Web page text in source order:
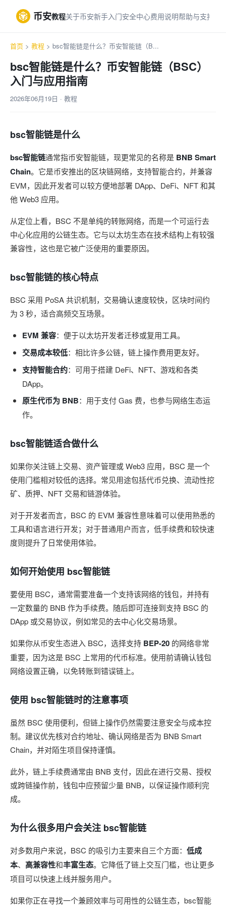
币安教程关于币安新手入门安全中心费用说明帮助与支持
首页 > 教程 > bsc智能链是什么？币安智能链（B...
bsc智能链是什么？币安智能链（BSC）
入门与应用指南
2026年06月19日 · 教程
bsc智能链是什么
bsc智能链通常指币安智能链，现更常见的名称是 BNB Smart
Chain。它是币安推出的区块链网络，支持智能合约，并兼容
EVM，因此开发者可以较方便地部署 DApp、DeFi、NFT 和其
他 Web3 应用。
从定位上看，BSC 不是单纯的转账网络，而是一个可运行去
中心化应用的公链生态。它与以太坊生态在技术结构上有较强
兼容性，这也是它被广泛使用的重要原因。
bsc智能链的核心特点
BSC 采用 PoSA 共识机制，交易确认速度较快，区块时间约
为 3 秒，适合高频交互场景。
EVM 兼容：便于以太坊开发者迁移或复用工具。
交易成本较低：相比许多公链，链上操作费用更友好。
支持智能合约：可用于搭建 DeFi、NFT、游戏和各类
DApp。
原生代币为 BNB：用于支付 Gas 费，也参与网络生态运
作。
bsc智能链适合做什么
如果你关注链上交易、资产管理或 Web3 应用，BSC 是一个
使用门槛相对较低的选择。常见用途包括代币兑换、流动性挖
矿、质押、NFT 交易和链游体验。
对于开发者而言，BSC 的 EVM 兼容性意味着可以使用熟悉的
工具和语言进行开发；对于普通用户而言，低手续费和较快速
度则提升了日常使用体验。
如何开始使用 bsc智能链
要使用 BSC，通常需要准备一个支持该网络的钱包，并持有
一定数量的 BNB 作为手续费。随后即可连接到支持 BSC 的
DApp 或交易协议，例如常见的去中心化交易场景。
如果你从币安生态进入 BSC，选择支持 BEP-20 的网络非常
重要，因为这是 BSC 上常用的代币标准。使用前请确认钱包
网络设置正确，以免转账到错误链上。
使用 bsc智能链时的注意事项
虽然 BSC 使用便利，但链上操作仍然需要注意安全与成本控
制。建议优先核对合约地址、确认网络是否为 BNB Smart
Chain，并对陌生项目保持谨慎。
此外，链上手续费通常由 BNB 支付，因此在进行交易、授权
或跨链操作前，钱包中应预留少量 BNB，以保证操作顺利完
成。
为什么很多用户会关注 bsc智能链
对多数用户来说，BSC 的吸引力主要来自三个方面： 低成
本、 高兼容性和丰富生态。它降低了链上交互门槛，也让更多
项目可以快速上线并服务用户。
如果你正在寻找一个兼顾效率与可用性的公链生态，bsc智能